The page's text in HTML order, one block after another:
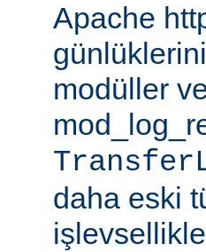
Apache
modüller
daha eski